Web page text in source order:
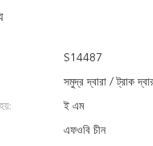
S14487
সমুদ্র দ্বারা / ট্রাক
ই এম
এফওবি চীন